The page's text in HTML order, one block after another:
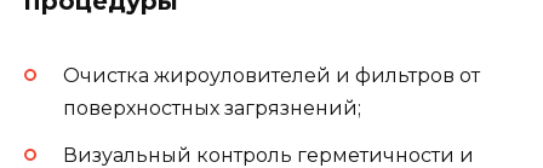
Очистка жироуловителей и фильтров от
поверхностных загрязнений;
Визуальный контроль герметичности и